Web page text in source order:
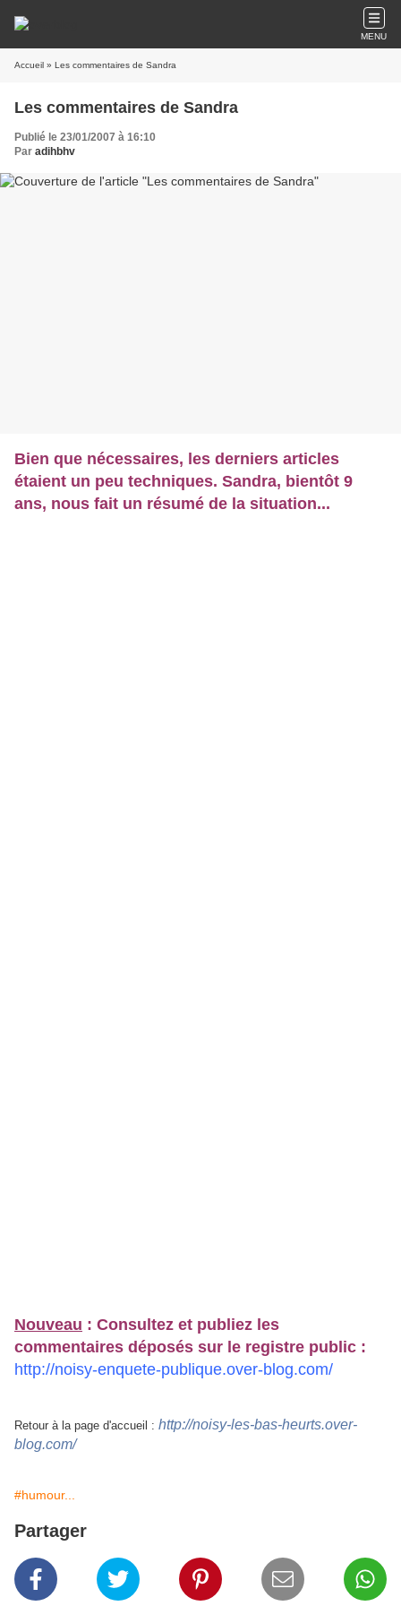
MENU
Accueil » Les commentaires de Sandra
Les commentaires de Sandra
Publié le 23/01/2007 à 16:10
Par adihbhv
Bien que nécessaires, les derniers articles
étaient un peu techniques. Sandra, bientôt 9
ans, nous fait un résumé de la situation...
Nouveau : Consultez et publiez les
commentaires déposés sur le registre public :
http://noisy-enquete-publique.over-blog.com/
Retour à la page d'accueil : http://noisy-les-bas-heurts.over-
blog.com/
#humour...
Partager